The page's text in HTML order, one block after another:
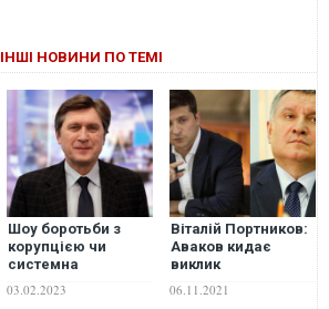
ІНШІ НОВИНИ ПО ТЕМІ
Шоу боротьби з
корупцією чи
системна
політика? -
03.02.2023
Віталій Портников:
Аваков кидає
виклик
06.11.2021